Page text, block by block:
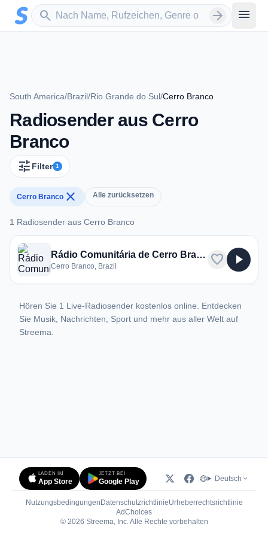
Zum Hauptinhalt springen
search
Sender suchen arrow_forward menu
South America/Brazil/Rio Grande do Sul/Cerro Branco
Radiosender aus Cerro
Branco
tune Filter 1
Cerro Branco close Alle zurücksetzen
1 Radiosender aus Cerro Branco
1 Radiosender aus Cerro Branco
Rádio Comunitária de Cerro Branco
Cerro Branco, Brazil favorite play_arrow
Hören Sie 1 Live-Radiosender kostenlos online. Entdecken
Sie Musik, Nachrichten, Sport und mehr aus aller Welt auf
Streema.
LADEN IM
App Store
JETZT BEI
Google Play Deutsch
Nutzungsbedingungen DatenschutzrichtlinieUrheberrechtsrichtlinie
AdChoices(öffnet in neuem Tab)
© 2026 Streema, Inc. Alle Rechte vorbehalten